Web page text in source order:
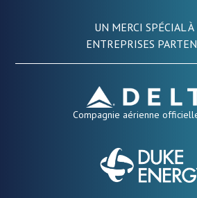
UN MERCI SPÉCIAL À
ENTREPRISES
Compagnie aérienne